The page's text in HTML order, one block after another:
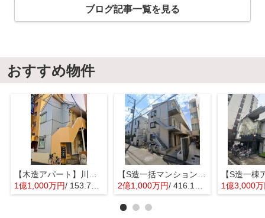
ブログ記事一覧を見る
おすすめ物件
1億1,000万円/ 153.76㎡
2億1,000万円/ 416.16㎡ 1億3,000